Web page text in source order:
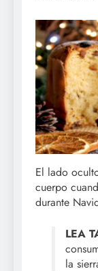
El lado
cuerpo
durante
LEA
la